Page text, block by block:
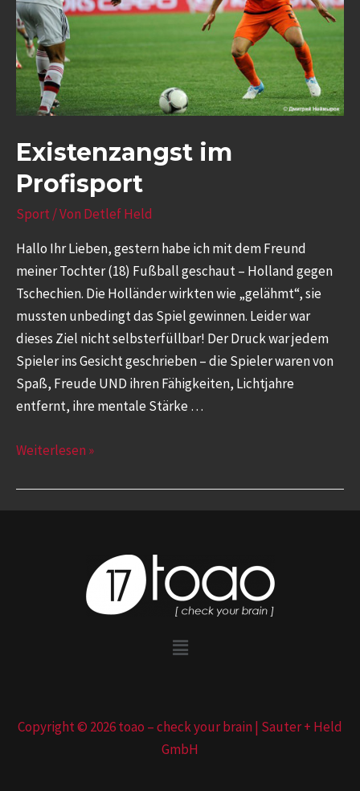
Existenzangst im
Profisport
Sport / Von Detlef Held
Hallo Ihr Lieben, gestern habe ich mit dem Freund
meiner Tochter (18) Fußball geschaut – Holland gegen
Tschechien. Die Holländer wirkten wie „gelähmt“, sie
mussten unbedingt das Spiel gewinnen. Leider war
dieses Ziel nicht selbsterfüllbar! Der Druck war jedem
Spieler ins Gesicht geschrieben – die Spieler waren von
Spaß, Freude UND ihren Fähigkeiten, Lichtjahre
entfernt, ihre mentale Stärke …
Weiterlesen »
Copyright © 2026 toao – check your brain | Sauter + Held
GmbH